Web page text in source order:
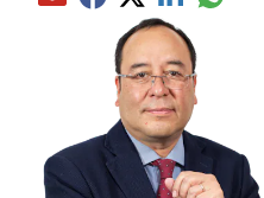
Compartir el artículo actual
Compartir el artículo
Compartir el
Compartir el